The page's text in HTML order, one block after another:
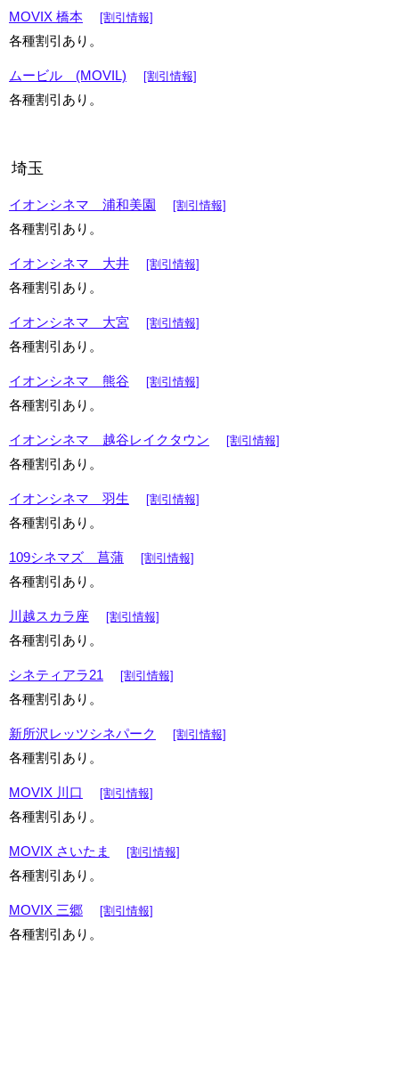
MOVIX 橋本 [割引情報]
各種割引あり。
ムービル (MOVIL) [割引情報]
各種割引あり。
埼玉
イオンシネマ 浦和美園 [割引情報]
各種割引あり。
イオンシネマ 大井 [割引情報]
各種割引あり。
イオンシネマ 大宮 [割引情報]
各種割引あり。
イオンシネマ 熊谷 [割引情報]
各種割引あり。
イオンシネマ 越谷レイクタウン [割引情報]
各種割引あり。
イオンシネマ 羽生 [割引情報]
各種割引あり。
109シネマズ 菖蒲 [割引情報]
各種割引あり。
川越スカラ座 [割引情報]
各種割引あり。
シネティアラ21 [割引情報]
各種割引あり。
新所沢レッツシネパーク [割引情報]
各種割引あり。
MOVIX 川口 [割引情報]
各種割引あり。
MOVIX さいたま [割引情報]
各種割引あり。
MOVIX 三郷 [割引情報]
各種割引あり。